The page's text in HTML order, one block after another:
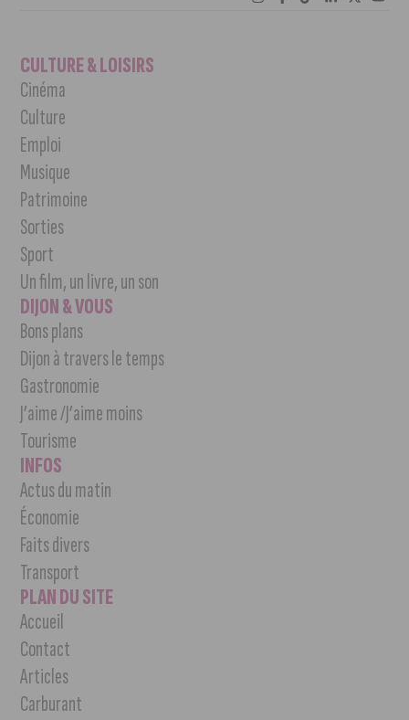
CULTURE & LOISIRS
Cinéma
Culture
Emploi
Musique
Patrimoine
Sorties
Sport
Un film, un livre, un son
DIJON & VOUS
Bons plans
Dijon à travers le temps
Gastronomie
J’aime /J’aime moins
Tourisme
INFOS
Actus du matin
Économie
Faits divers
Transport
PLAN DU SITE
Accueil
Contact
Articles
Carburant